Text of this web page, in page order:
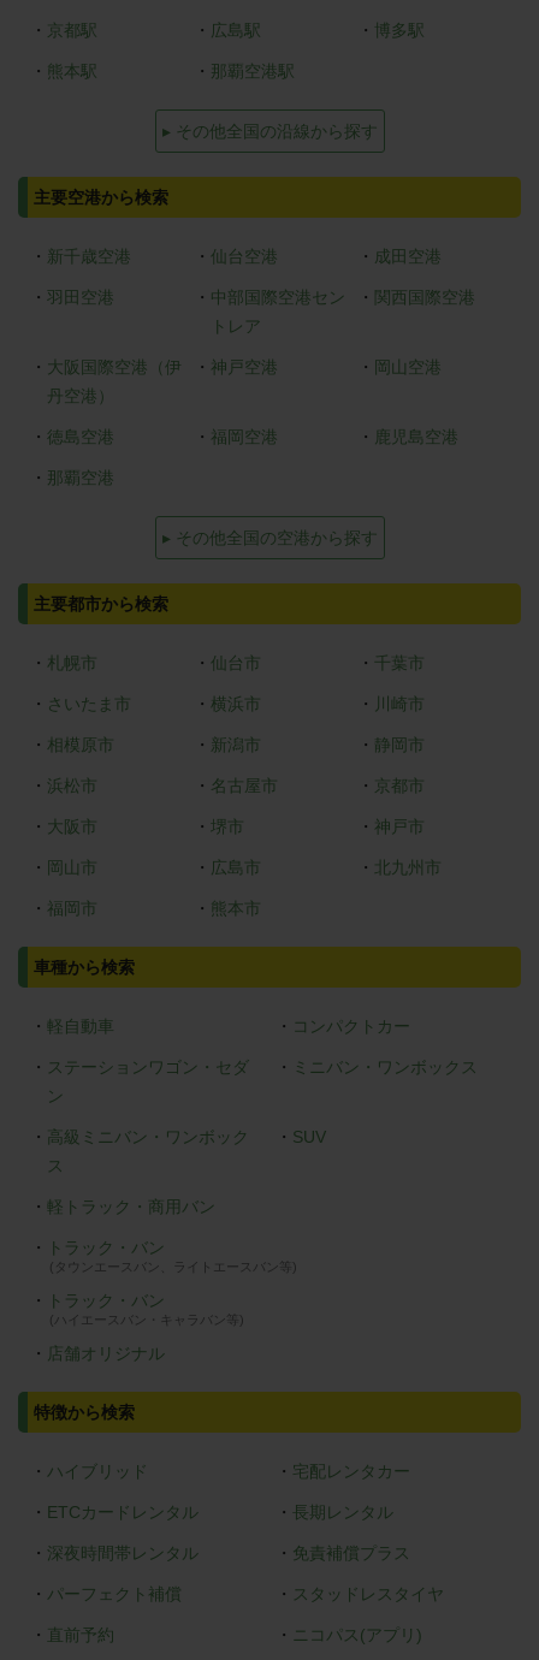
・ 京都駅 ・ 広島駅 ・ 博多駅
・ 熊本駅 ・ 那覇空港駅
▸ その他全国の沿線から探す
主要空港から検索
・ 新千歳空港 ・ 仙台空港 ・ 成田空港
・ 羽田空港 ・ 中部国際空港セン
トレア
・ 関西国際空港
・ 大阪国際空港（伊
丹空港）
・ 神戸空港 ・ 岡山空港
・ 徳島空港 ・ 福岡空港 ・ 鹿児島空港
・ 那覇空港
▸ その他全国の空港から探す
主要都市から検索
・ 札幌市 ・ 仙台市 ・ 千葉市
・ さいたま市 ・ 横浜市 ・ 川崎市
・ 相模原市 ・ 新潟市 ・ 静岡市
・ 浜松市 ・ 名古屋市 ・ 京都市
・ 大阪市 ・ 堺市 ・ 神戸市
・ 岡山市 ・ 広島市 ・ 北九州市
・ 福岡市 ・ 熊本市
車種から検索
・ 軽自動車 ・ コンパクトカー
・ ステーションワゴン・セダ
ン
・ ミニバン・ワンボックス
・ 高級ミニバン・ワンボック
ス
・ SUV
・ 軽トラック・商用バン
・ トラック・バン
(タウンエースバン、ライトエースバン等)
・ トラック・バン
(ハイエースバン・キャラバン等)
・ 店舗オリジナル
特徴から検索
・ ハイブリッド ・ 宅配レンタカー
・ ETCカードレンタル ・ 長期レンタル
・ 深夜時間帯レンタル ・ 免責補償プラス
・ パーフェクト補償 ・ スタッドレスタイヤ
・ 直前予約 ・ ニコパス(アプリ)